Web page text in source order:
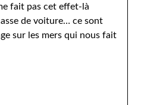
fait pas cet effet-là
de voiture… ce sont
sur les mers qui nous fait